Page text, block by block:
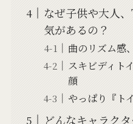
なぜ子供や大人
気があるの？
曲のリズム感
スキビディト
顔
やっぱり『ト
どんなキャラク